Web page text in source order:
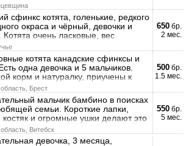
сфинкс котята, голенькие, редкого
окраса и чёрный, девочки и
Котята очень ласковые, вес
650 бр.
2 мес.
котята канадские сфинксы и
одна девочка и 5 мальчиков.
корм и натуралку, приучены к
Брест
500 бр.
1.5 мес.
мальчик бамбино в поисках
семьи. Короткие лапки,
костяк и огромные ушки делают это
Витебск
550 бр.
5 мес.
девочка, 3 месяца,